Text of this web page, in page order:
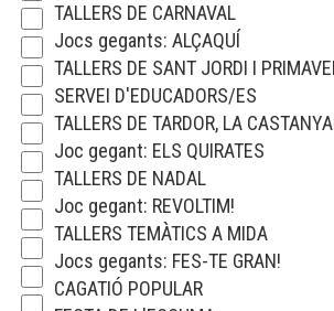
TALLERS DE CARNAVAL
Jocs gegants: ALÇAQUÍ
TALLERS DE SANT JORDI I
SERVEI D'EDUCADORS/ES
TALLERS DE TARDOR, LA
Joc gegant: ELS QUIRATES
TALLERS DE NADAL
Joc gegant: REVOLTIM!
TALLERS TEMÀTICS A MIDA
Jocs gegants: FES-TE GRAN!
CAGATIÓ POPULAR